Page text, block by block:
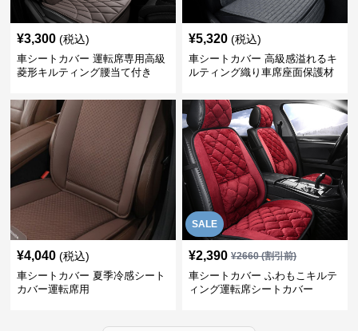
¥3,300 (税込)
車シートカバー 運転席専用高級
菱形キルティング腰当て付き
¥5,320 (税込)
車シートカバー 高級感溢れるキ
ルティング織り車席座面保護材
¥4,040 (税込)
車シートカバー 夏季冷感シート
カバー運転席用
SALE
¥2,390 ¥2660(割引前)
車シートカバー ふわもこキルテ
ィング運転席シートカバー